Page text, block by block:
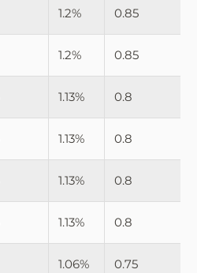
1.2% 0.85
1.2% 0.85
1.13% 0.8
1.13% 0.8
1.13% 0.8
1.13% 0.8
1.06% 0.75